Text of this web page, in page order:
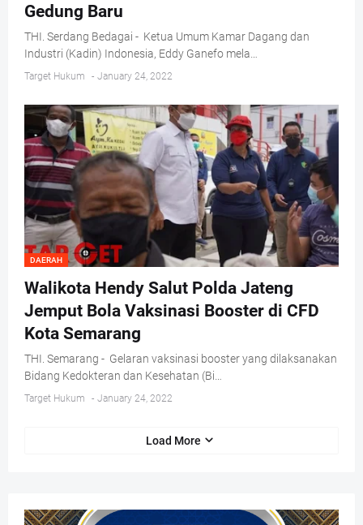
Gedung Baru
THI. Serdang Bedagai - Ketua Umum Kamar Dagang dan
Industri (Kadin) Indonesia, Eddy Ganefo mela…
Target Hukum - January 24, 2022
DAERAH
Walikota Hendy Salut Polda Jateng
Jemput Bola Vaksinasi Booster di CFD
Kota Semarang
THI. Semarang - Gelaran vaksinasi booster yang dilaksanakan
Bidang Kedokteran dan Kesehatan (Bi…
Target Hukum - January 24, 2022
Load More